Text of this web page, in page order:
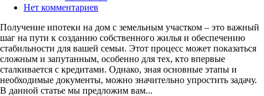
Нет комментариев
Получение ипотеки на дом с земельным участком – это важный
шаг на пути к созданию собственного жилья и обеспечению
стабильности для вашей семьи. Этот процесс может показаться
сложным и запутанным, особенно для тех, кто впервые
сталкивается с кредитами. Однако, зная основные этапы и
необходимые документы, можно значительно упростить задачу.
В данной статье мы предложим вам...